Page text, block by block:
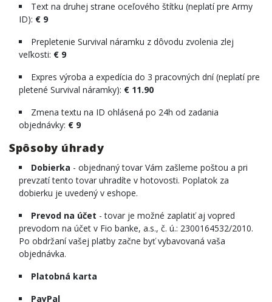
Text na druhej strane oceľového štítku (neplatí pre Army
ID): € 9
Prepletenie Survival náramku z dôvodu zvolenia zlej
veľkosti: € 9
Expres výroba a expedícia do 3 pracovných dní (neplatí pre
pletené Survival náramky): € 11.90
Zmena textu na ID ohlásená po 24h od zadania
objednávky: € 9
Spôsoby úhrady
Dobierka - objednaný tovar Vám zašleme poštou a pri
prevzatí tento tovar uhradíte v hotovosti. Poplatok za
dobierku je uvedený v eshope.
Prevod na účet - tovar je možné zaplatiť aj vopred
prevodom na účet v Fio banke, a.s., č. ú.: 2300164532/2010.
Po obdržaní vašej platby začne byť vybavovaná vaša
objednávka.
Platobná karta
PayPal